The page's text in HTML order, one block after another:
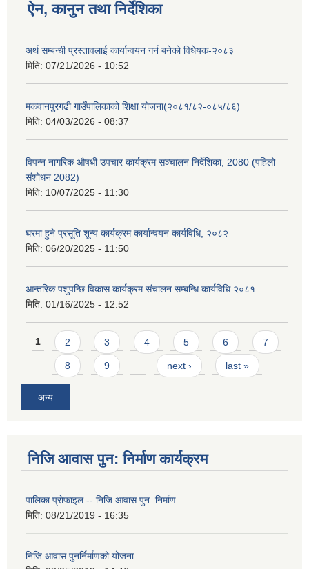
ऐन, कानुन तथा निर्देशिका
अर्थ सम्बन्धी प्रस्तावलाई कार्यान्वयन गर्न बनेको विधेयक-२०८३
मिति: 07/21/2026 - 10:52
मकवानपुरगढी गाउँपालिकाको शिक्षा योजना(२०८१/८२-०८५/८६)
मिति: 04/03/2026 - 08:37
विपन्न नागरिक औषधी उपचार कार्यक्रम सञ्चालन निर्देशिका, 2080 (पहिलो
संशोधन 2082)
मिति: 10/07/2025 - 11:30
घरमा हुने प्रसूति शून्य कार्यक्रम कार्यान्वयन कार्यविधि, २०८२
मिति: 06/20/2025 - 11:50
आन्तरिक पशुपन्छि विकास कार्यक्रम संचालन सम्बन्धि कार्यविधि २०८१
मिति: 01/16/2025 - 12:52
Pages
1 2 3 4 5 6 7
8 9 … next › last »
अन्य
निजि आवास पुन: निर्माण कार्यक्रम
पालिका प्राेफाइल -- निजि आवास पुन: निर्माण
मिति: 08/21/2019 - 16:35
निजि आवास पुनर्निर्माणको योजना